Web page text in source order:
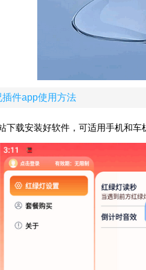
件app使用方法
下载安装好软件，可适用手机和车